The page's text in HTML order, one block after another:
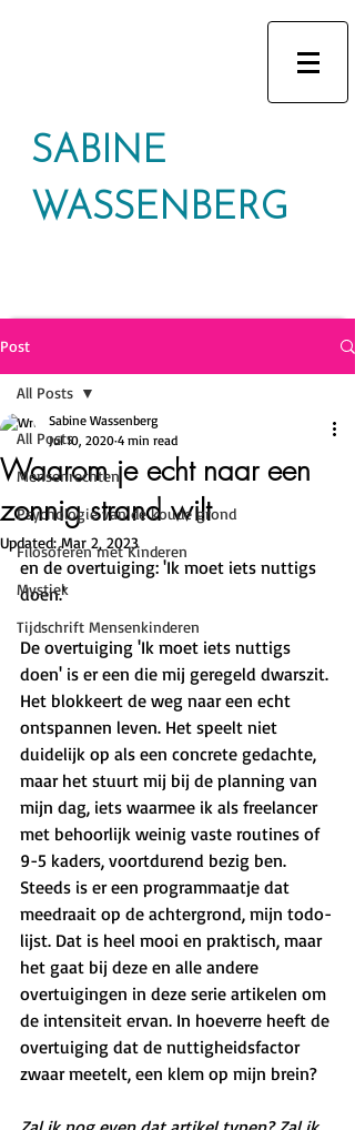
SABINE
WASSENBERG
Post
All Posts
Mensenrechten
Psychologie van de koude grond
Filosoferen met Kinderen
Mystiek
Tijdschrift Mensenkinderen
All Posts
Waarom je echt naar een
zonnig strand wilt
Sabine Wassenberg
Jul 10, 2020 4 min read
Updated:Mar 2, 2023
en de overtuiging: 'Ik moet iets nuttigs
doen.'
De overtuiging 'Ik moet iets nuttigs
doen' is er een die mij geregeld dwarszit.
Het blokkeert de weg naar een echt
ontspannen leven. Het speelt niet
duidelijk op als een concrete gedachte,
maar het stuurt mij bij de planning van
mijn dag, iets waarmee ik als freelancer
met behoorlijk weinig vaste routines of
9-5 kaders, voortdurend bezig ben.
Steeds is er een programmaatje dat
meedraait op de achtergrond, mijn todo-
lijst. Dat is heel mooi en praktisch, maar
het gaat bij deze en alle andere
overtuigingen in deze serie artikelen om
de intensiteit ervan. In hoeverre heeft de
overtuiging dat de nuttigheidsfactor
zwaar meetelt, een klem op mijn brein?